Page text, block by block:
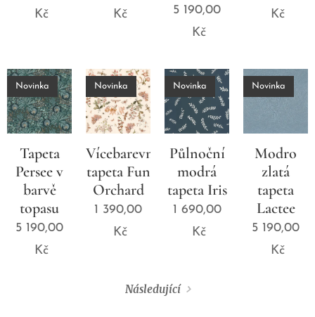
Kč
Kč
5 190,00
Kč
Kč
Tapeta
Persee v
barvě
topasu
Novinka
5 190,00
Kč
Vícebarevná
tapeta Fun
Orchard
Novinka
1 390,00
Kč
Půlnoční
modrá
tapeta Iris
Novinka
1 690,00
Kč
Modro
zlatá
tapeta
Lactee
Novinka
5 190,00
Kč
Následující